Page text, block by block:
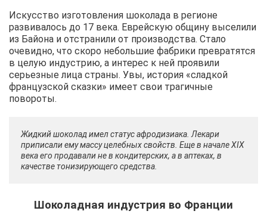
Искусство изготовления шоколада в регионе
развивалось до 17 века. Еврейскую общину выселили
из Байона и отстранили от производства. Стало
очевидно, что скоро небольшие фабрики превратятся
в целую индустрию, а интерес к ней проявили
серьезные лица страны. Увы, история «сладкой
французской сказки» имеет свои трагичные
повороты.
Жидкий шоколад имел статус афродизиака. Лекари
приписали ему массу целебных свойств. Еще в начале XIX
века его продавали не в кондитерских, а в аптеках, в
качестве тонизирующего средства.
Шоколадная индустрия во Франции